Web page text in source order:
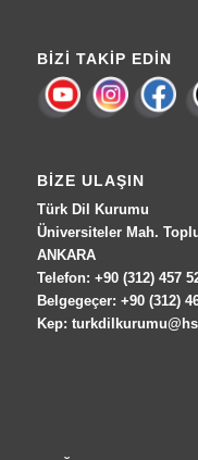
BIZI TAKIP EDIN
BIZE ULAŞIN
Türk Dil Kurumu
Üniversiteler Mah.
ANKARA
Telefon: +90 (312) 457
Belgegeçer: +90 (312)
Kep: